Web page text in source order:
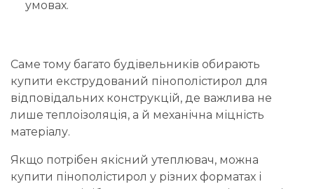
умовах.
Саме тому багато будівельників обирають
купити екструдований пінополістирол для
відповідальних конструкцій, де важлива не
лише теплоізоляція, а й механічна міцність
матеріалу.
Якщо потрібен якісний утеплювач, можна
купити пінополістирол у різних форматах і